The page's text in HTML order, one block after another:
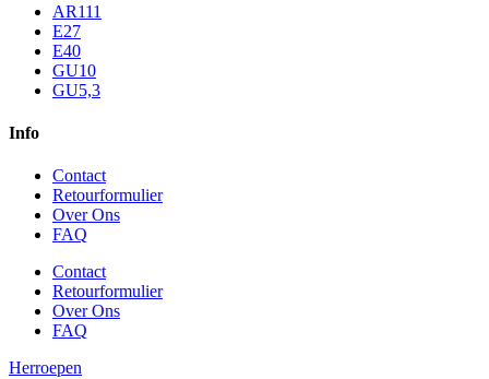
AR111
E27
E40
GU10
GU5,3
Info
Contact
Retourformulier
Over Ons
FAQ
Contact
Retourformulier
Over Ons
FAQ
Herroepen